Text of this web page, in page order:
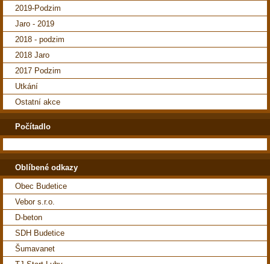
2019-Podzim
Jaro - 2019
2018 - podzim
2018 Jaro
2017 Podzim
Utkání
Ostatní akce
Počítadlo
Oblíbené odkazy
Obec Budetice
Vebor s.r.o.
D-beton
SDH Budetice
Šumavanet